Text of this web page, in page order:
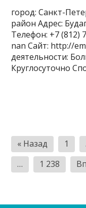
город: Санкт-
район Адрес:
Телефон: +7 (812)
nan Сайт: http://
деятельности:
Круглосуточно
записей
« Назад 1
…
1 238